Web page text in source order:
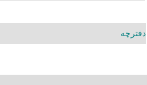
دفترچه